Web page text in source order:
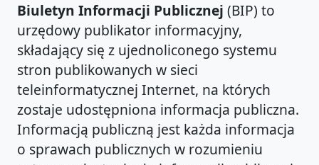
Biuletyn Informacji Publicznej (BIP) to
urzędowy publikator informacyjny,
składający się z ujednoliconego systemu
stron publikowanych w sieci
teleinformatycznej Internet, na których
zostaje udostępniona informacja publiczna.
Informacją publiczną jest każda informacja
o sprawach publicznych w rozumieniu